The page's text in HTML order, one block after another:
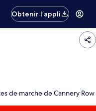
Obtenir l’appli
de marche de Cannery Row